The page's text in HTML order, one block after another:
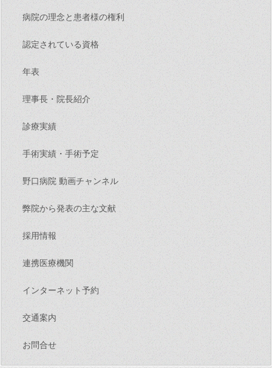
病院の理念と患者様の権利
認定されている資格
年表
理事長・院長紹介
診療実績
手術実績・手術予定
野口病院 動画チャンネル
弊院から発表の主な文献
採用情報
連携医療機関
インターネット予約
交通案内
お問合せ